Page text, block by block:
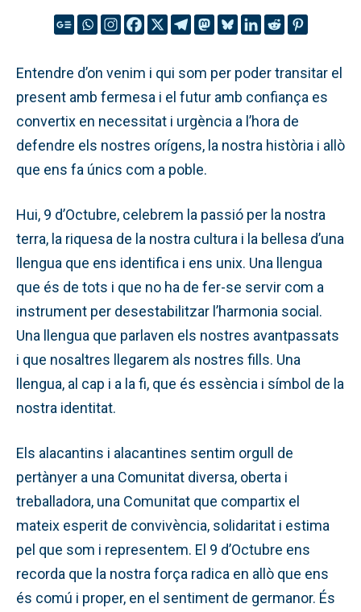
Entendre d’on venim i qui som per poder transitar el
present amb fermesa i el futur amb confiança es
convertix en necessitat i urgència a l’hora de
defendre els nostres orígens, la nostra història i allò
que ens fa únics com a poble.
Hui, 9 d’Octubre, celebrem la passió per la nostra
terra, la riquesa de la nostra cultura i la bellesa d’una
llengua que ens identifica i ens unix. Una llengua
que és de tots i que no ha de fer-se servir com a
instrument per desestabilitzar l’harmonia social.
Una llengua que parlaven els nostres avantpassats
i que nosaltres llegarem als nostres fills. Una
llengua, al cap i a la fi, que és essència i símbol de la
nostra identitat.
Els alacantins i alacantines sentim orgull de
pertànyer a una Comunitat diversa, oberta i
treballadora, una Comunitat que compartix el
mateix esperit de convivència, solidaritat i estima
pel que som i representem. El 9 d’Octubre ens
recorda que la nostra força radica en allò que ens
és comú i proper, en el sentiment de germanor. És